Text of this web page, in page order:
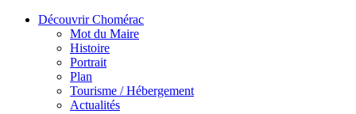
Découvrir Chomérac
Mot du Maire
Histoire
Portrait
Plan
Tourisme / Hébergement
Actualités